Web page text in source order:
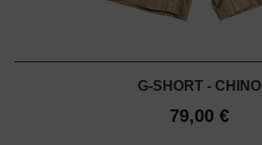
G-SHORT - CHINO
79,00 €